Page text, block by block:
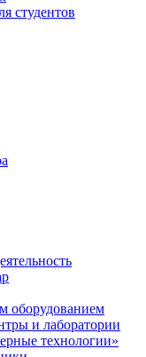
студентов
оборудованием
и лаборатории
технологии»